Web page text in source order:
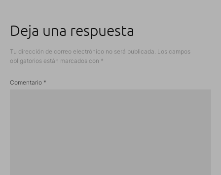
Deja una respuesta
Tu dirección de correo electrónico no será publicada. Los campos
obligatorios están marcados con *
Comentario *